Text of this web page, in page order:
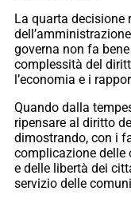
La quarta decisione
governa non fa
complessità del
l’economia e i
Quando dalla
ripensare al diritto
dimostrando, con i
complicazione delle
e delle libertà dei
servizio delle